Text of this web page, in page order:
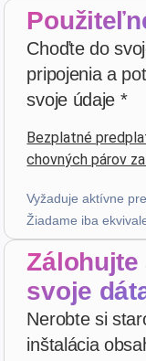
Päťhviezdičkové
pred 4 týždňami
starstarstarstarstar
“ancora
Hans van de
starstarstar starstar_border
“Te veel kans
complex door
Choďte do
pripojenia a
svoje údaje *
Bezplatné
chovných párov
Vyžaduje aktívne
Žiadame iba
svoje
Nerobte si
inštalácia